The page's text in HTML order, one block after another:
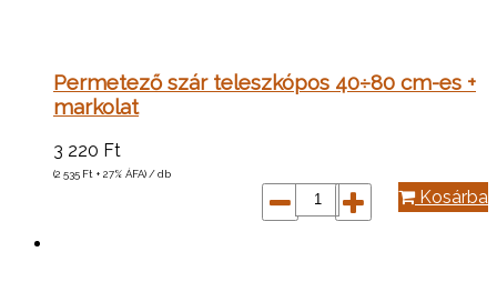
Permetező szár teleszkópos 40÷80 cm-es +
markolat
3 220 Ft
(2 535 Ft + 27% ÁFA) / db
Kosárba